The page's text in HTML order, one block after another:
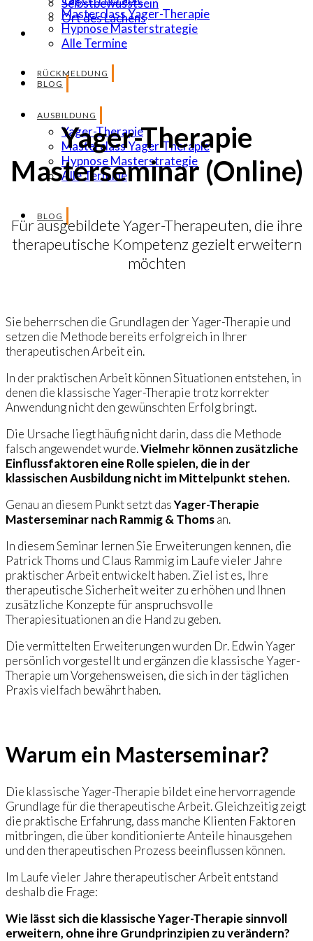
Selbstbewusstsein
Ort des Lachens
RÜCKMELDUNG
AUSBILDUNG
Yager-Therapie
Masterclass Yager-Therapie
Hypnose Masterstrategie
Alle Termine
BLOG
Masterclass Yager-Therapie
Hypnose Masterstrategie
Alle Termine
BLOG
Yager-Therapie
Masterseminar (Online)
Für ausgebildete Yager-Therapeuten, die ihre
therapeutische Kompetenz gezielt erweitern
möchten
Sie beherrschen die Grundlagen der Yager-Therapie und
setzen die Methode bereits erfolgreich in Ihrer
therapeutischen Arbeit ein.
In der praktischen Arbeit können Situationen entstehen, in
denen die klassische Yager-Therapie trotz korrekter
Anwendung nicht den gewünschten Erfolg bringt.
Die Ursache liegt häufig nicht darin, dass die Methode
falsch angewendet wurde.Vielmehr können zusätzliche
Einflussfaktoren eine Rolle spielen, die in der
klassischen Ausbildung nicht im Mittelpunkt stehen.
Genau an diesem Punkt setzt dasYager-Therapie
Masterseminar nach Rammig & Thomsan.
In diesem Seminar lernen Sie Erweiterungen kennen, die
Patrick Thoms und Claus Rammig im Laufe vieler Jahre
praktischer Arbeit entwickelt haben. Ziel ist es, Ihre
therapeutische Sicherheit weiter zu erhöhen und Ihnen
zusätzliche Konzepte für anspruchsvolle
Therapiesituationen an die Hand zu geben.
Die vermittelten Erweiterungen wurden Dr. Edwin Yager
persönlich vorgestellt und ergänzen die klassische Yager-
Therapie um Vorgehensweisen, die sich in der täglichen
Praxis vielfach bewährt haben.
Warum ein Masterseminar?
Die klassische Yager-Therapie bildet eine hervorragende
Grundlage für die therapeutische Arbeit. Gleichzeitig zeigt
die praktische Erfahrung, dass manche Klienten Faktoren
mitbringen, die über konditionierte Anteile hinausgehen
und den therapeutischen Prozess beeinflussen können.
Im Laufe vieler Jahre therapeutischer Arbeit entstand
deshalb die Frage:
Wie lässt sich die klassische Yager-Therapie sinnvoll
erweitern, ohne ihre Grundprinzipien zu verändern?